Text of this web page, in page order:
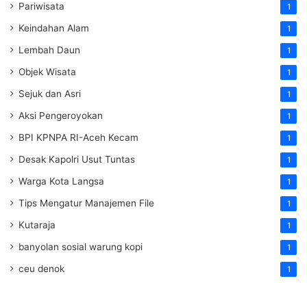
Pariwisata 1
Keindahan Alam 1
Lembah Daun 1
Objek Wisata 1
Sejuk dan Asri 1
Aksi Pengeroyokan 1
BPI KPNPA RI-Aceh Kecam 1
Desak Kapolri Usut Tuntas 1
Warga Kota Langsa 1
Tips Mengatur Manajemen File 1
Kutaraja 1
banyolan sosial warung kopi 1
ceu denok 1